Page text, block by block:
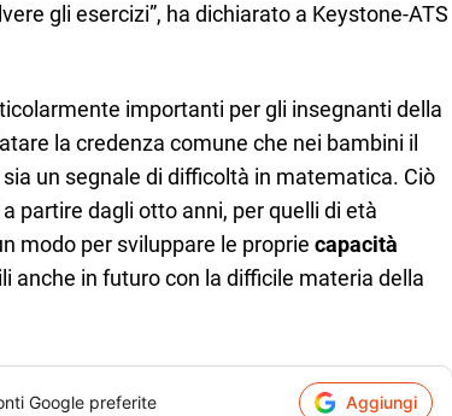
gli esercizi”, ha dichiarato a Keystone-ATS
importanti per gli insegnanti della
la credenza comune che nei bambini il
un segnale di difficoltà in matematica. Ciò
partire dagli otto anni, per quelli di età
modo per sviluppare le proprie capacità
anche in futuro con la difficile materia della
Google preferite Aggiungi